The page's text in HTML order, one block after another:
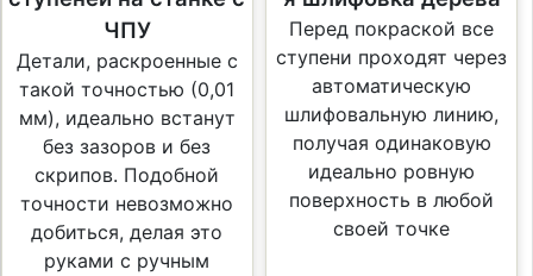
ЧПУ
Детали, раскроенные с
такой точностью (0,01
мм), идеально встанут
без зазоров и без
скрипов. Подобной
точности невозможно
добиться, делая это
руками с ручным
Перед покраской все
ступени проходят через
автоматическую
шлифовальную линию,
получая одинаковую
идеально ровную
поверхность в любой
своей точке